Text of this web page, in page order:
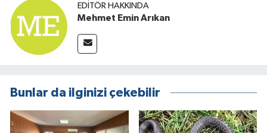
EDITÖR HAKKINDA
Mehmet Emin Arıkan
Bunlar da ilginizi çekebilir